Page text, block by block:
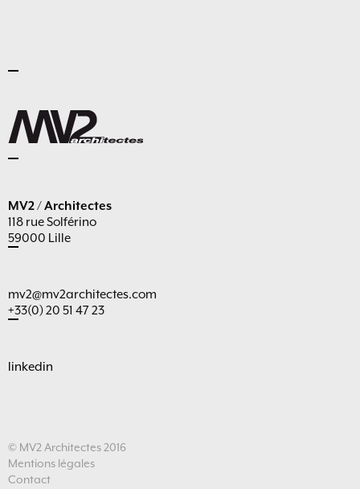
MV2 / Architectes
118 rue Solférino
59000 Lille
mv2@mv2architectes.com
+33(0) 20 51 47 23
linkedin
© MV2 Architectes 2016
Mentions légales
Contact